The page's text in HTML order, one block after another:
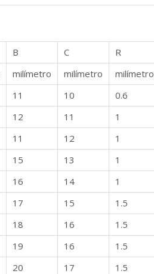
B C R
milímetro milímetro milímetro
11 10 0.6
12 11 1
11 12 1
15 13 1
16 14 1
17 15 1.5
18 16 1.5
19 16 1.5
20 17 1.5